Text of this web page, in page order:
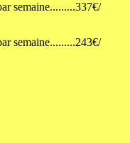
semaine.........337€/
semaine.........243€/